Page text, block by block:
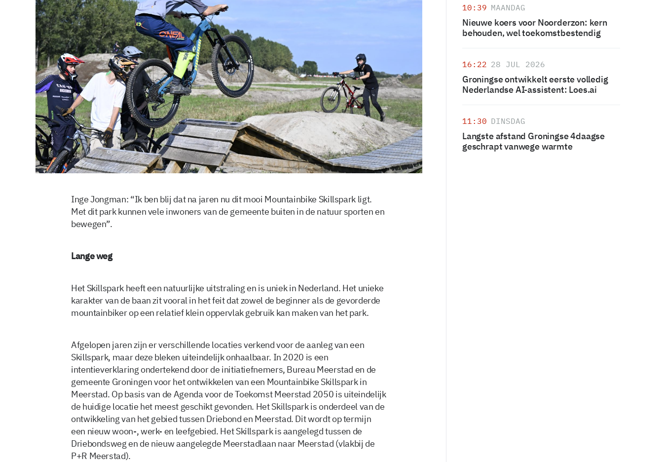
Inge Jongman: “Ik ben blij dat na jaren nu dit mooi Mountainbike Skillspark ligt.
Met dit park kunnen vele inwoners van de gemeente buiten in de natuur sporten en
bewegen”.
Lange weg
Het Skillspark heeft een natuurlijke uitstraling en is uniek in Nederland. Het unieke
karakter van de baan zit vooral in het feit dat zowel de beginner als de gevorderde
mountainbiker op een relatief klein oppervlak gebruik kan maken van het park.
Afgelopen jaren zijn er verschillende locaties verkend voor de aanleg van een
Skillspark, maar deze bleken uiteindelijk onhaalbaar. In 2020 is een
intentieverklaring ondertekend door de initiatiefnemers, Bureau Meerstad en de
gemeente Groningen voor het ontwikkelen van een Mountainbike Skillspark in
Meerstad. Op basis van de Agenda voor de Toekomst Meerstad 2050 is uiteindelijk
de huidige locatie het meest geschikt gevonden. Het Skillspark is onderdeel van de
ontwikkeling van het gebied tussen Driebond en Meerstad. Dit wordt op termijn
een nieuw woon-, werk- en leefgebied. Het Skillspark is aangelegd tussen de
Driebondsweg en de nieuw aangelegde Meerstadlaan naar Meerstad (vlakbij de
P+R Meerstad).
10:39 MAANDAG
Nieuwe koers voor Noorderzon: kern
behouden, wel toekomstbestendig
16:22 28 JUL 2026
Groningse ontwikkelt eerste volledig
Nederlandse AI-assistent: Loes.ai
11:30 DINSDAG
Langste afstand Groningse 4daagse
geschrapt vanwege warmte